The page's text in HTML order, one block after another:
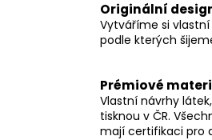
Originální
Vytváříme si
podle kterých
Prémiové
Vlastní návrhy
tisknou v ČR.
mají certifikaci pro